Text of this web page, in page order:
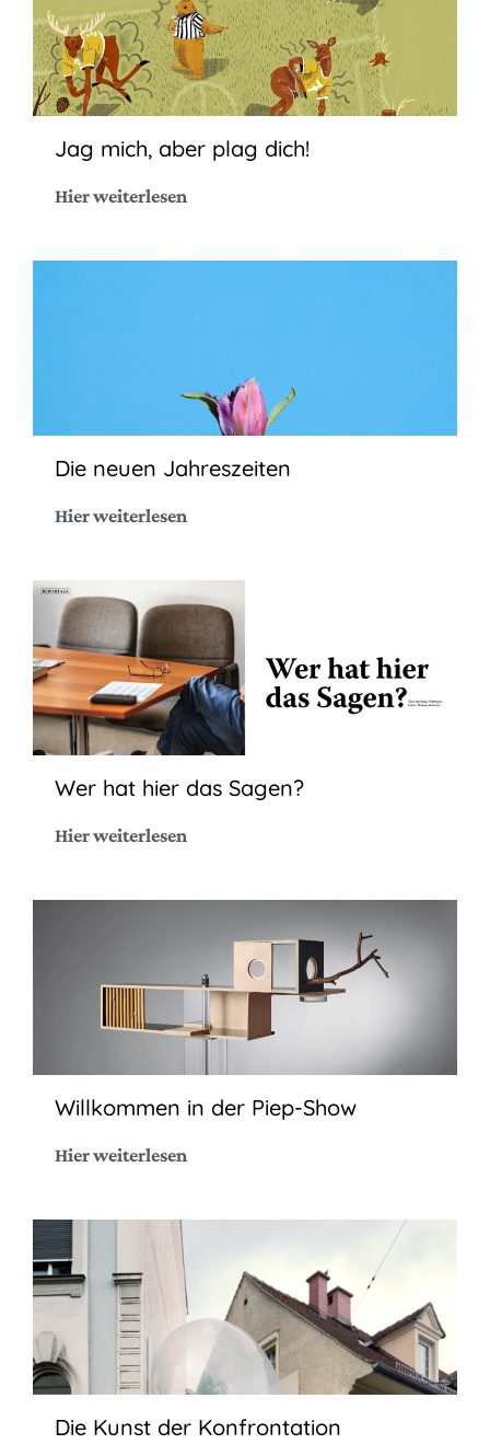
Jag mich, aber plag dich!
Hier weiterlesen
Die neuen Jahreszeiten
Hier weiterlesen
Wer hat hier das Sagen?
Hier weiterlesen
Willkommen in der Piep-Show
Hier weiterlesen
Die Kunst der Konfrontation